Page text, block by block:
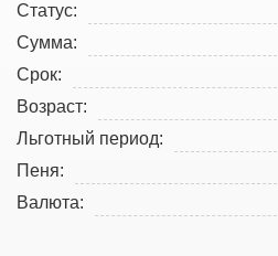
Статус:
Сумма:
Срок:
Возраст:
Льготный период:
Пеня:
Валюта: